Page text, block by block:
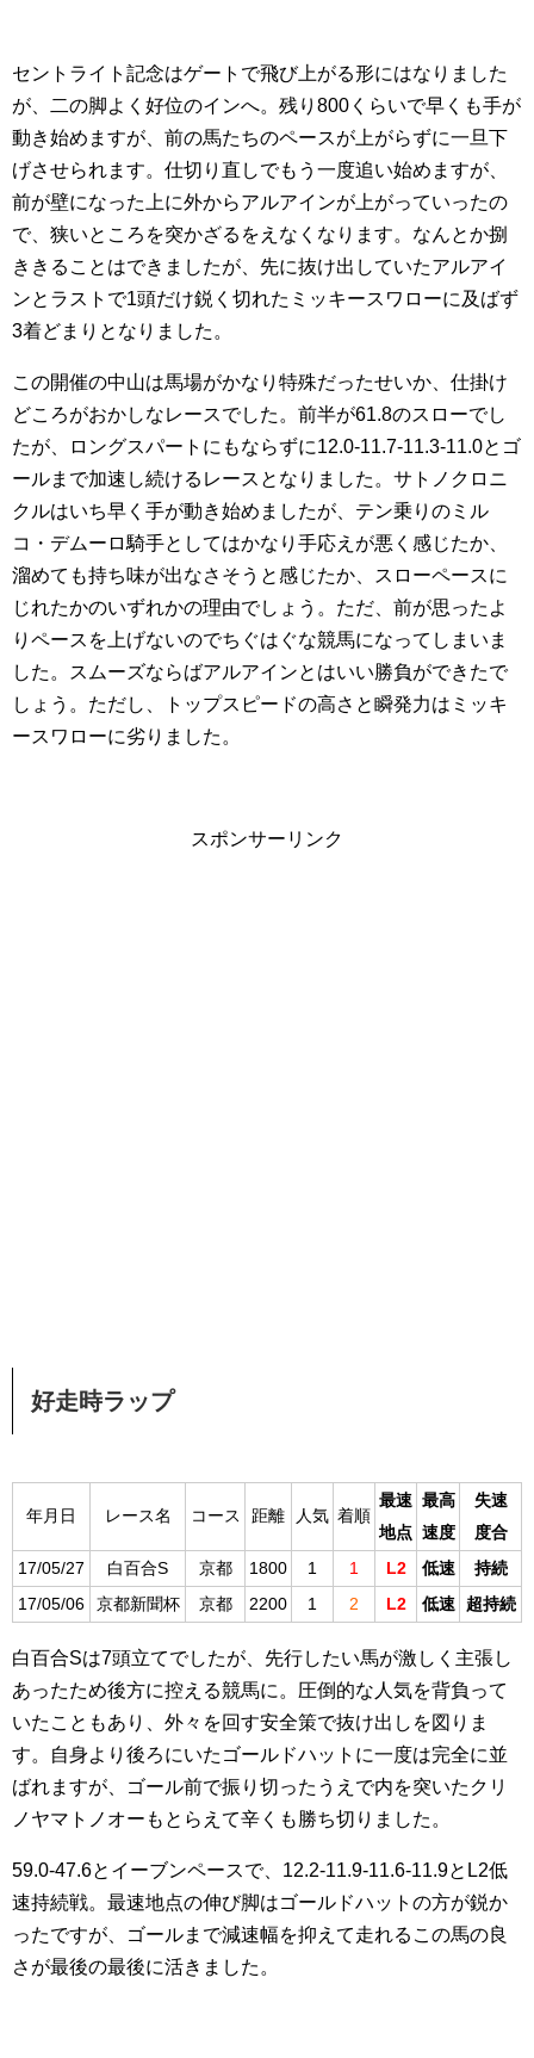
セントライト記念はゲートで飛び上がる形にはなりました
が、二の脚よく好位のインへ。残り800くらいで早くも手が
動き始めますが、前の馬たちのペースが上がらずに一旦下
げさせられます。仕切り直しでもう一度追い始めますが、
前が壁になった上に外からアルアインが上がっていったの
で、狭いところを突かざるをえなくなります。なんとか捌
ききることはできましたが、先に抜け出していたアルアイ
ンとラストで1頭だけ鋭く切れたミッキースワローに及ばず
3着どまりとなりました。
この開催の中山は馬場がかなり特殊だったせいか、仕掛け
どころがおかしなレースでした。前半が61.8のスローでし
たが、ロングスパートにもならずに12.0-11.7-11.3-11.0とゴ
ールまで加速し続けるレースとなりました。サトノクロニ
クルはいち早く手が動き始めましたが、テン乗りのミル
コ・デムーロ騎手としてはかなり手応えが悪く感じたか、
溜めても持ち味が出なさそうと感じたか、スローペースに
じれたかのいずれかの理由でしょう。ただ、前が思ったよ
りペースを上げないのでちぐはぐな競馬になってしまいま
した。スムーズならばアルアインとはいい勝負ができたで
しょう。ただし、トップスピードの高さと瞬発力はミッキ
ースワローに劣りました。
スポンサーリンク
好走時ラップ
年月日 レース名 コース 距離 人気 着順
最速
地点
最高
速度
失速
度合
17/05/27
白百合S 京都 1800 1 1 L2 低速
持続
17/05/06
京都新聞杯 京都 2200 1 2 L2 低速 超持続
白百合Sは7頭立てでしたが、先行したい馬が激しく主張し
あったため後方に控える競馬に。圧倒的な人気を背負って
いたこともあり、外々を回す安全策で抜け出しを図りま
す。自身より後ろにいたゴールドハットに一度は完全に並
ばれますが、ゴール前で振り切ったうえで内を突いたクリ
ノヤマトノオーもとらえて辛くも勝ち切りました。
59.0-47.6とイーブンペースで、12.2-11.9-11.6-11.9とL2低
速持続戦。最速地点の伸び脚はゴールドハットの方が鋭か
ったですが、ゴールまで減速幅を抑えて走れるこの馬の良
さが最後の最後に活きました。